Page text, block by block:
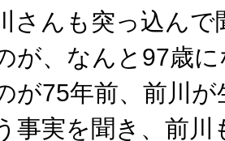
さんも突っ込ん
が、なんと97歳
が75年前、前川
事実を聞き、前